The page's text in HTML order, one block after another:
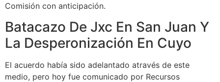
Comisión con anticipación.
Batacazo De Jxc En San Juan Y
La Desperonización En Cuyo
El acuerdo había sido adelantado através de este
medio, pero hoy fue comunicado por Recursos